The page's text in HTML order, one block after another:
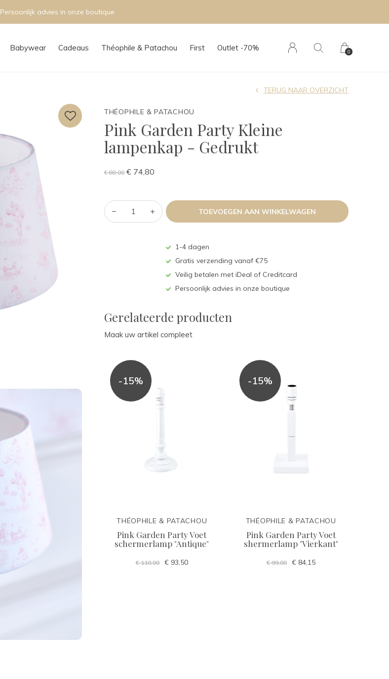
Babywear Cadeaus Théophile & Patachou First Outlet -70% 0
Persoonlijk advies in onze boutique
THÉOPHILE & PATACHOU
Pink Garden Party Kleine
lampenkap - Gedrukt
TERUG NAAR OVERZICHT
€ 88,00 € 74,80
TOEVOEGEN AAN WINKELWAGEN
1-4 dagen
Gratis verzending vanaf €75
Veilig betalen met iDeal of Creditcard
Persoonlijk advies in onze boutique
Gerelateerde producten
Maak uw artikel compleet
-15%
THÉOPHILE & PATACHOU
Pink Garden Party Voet
schermerlamp "Antique"
€ 110,00 € 93,50
-15%
THÉOPHILE & PATACHOU
Pink Garden Party Voet
shermerlamp "Vierkant"
€ 99,00 € 84,15